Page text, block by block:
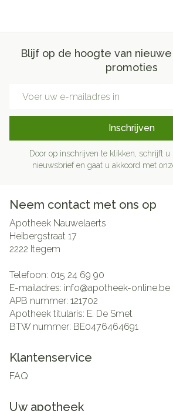
Blijf op de hoogte van
promoties
Inschrijven
Door op inschrijven te klikken, schrijft
nieuwsbrief en gaat u akkoord met
Neem contact met ons op
Apotheek Nauwelaerts
Heibergstraat 17
2222 Itegem
Telefoon: 015 24 69 90
E-mailadres: info@apotheek-online.be
APB nummer: 121702
Apotheek titularis: E. De Smet
BTW nummer: BE0476464691
Klantenservice
FAQ
Uw apotheek